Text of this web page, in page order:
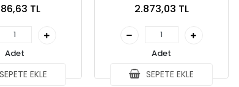
TL
Adet
SEPETE EKLE
2.873,03 TL
Adet
SEPETE EKLE